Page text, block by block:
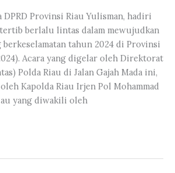
DPRD Provinsi Riau Yulisman, hadiri
berlalu lintas dalam mewujudkan
berkeselamatan tahun 2024 di Provinsi
Acara yang digelar oleh Direktorat
Polda Riau di Jalan Gajah Mada ini,
Kapolda Riau Irjen Pol Mohammad
yang diwakili oleh